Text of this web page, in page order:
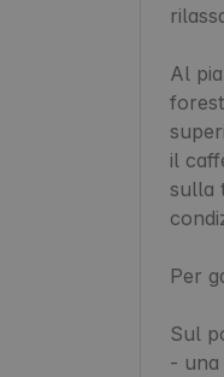
Al
il
sulla
Per
Sul
- una